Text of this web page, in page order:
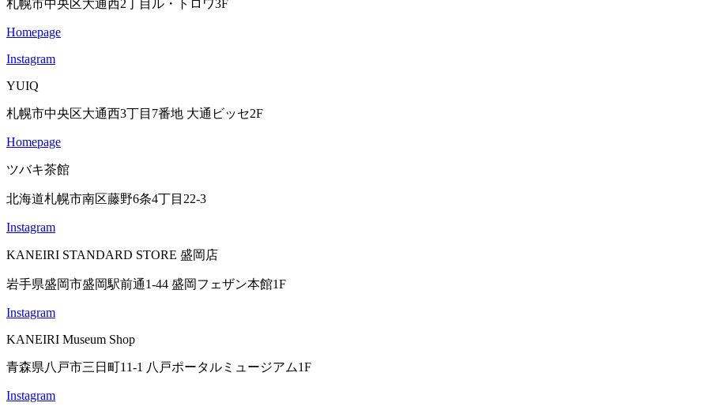
札幌市中央区大通西2丁目ル・トロワ3F
Homepage
Instagram
YUIQ
札幌市中央区大通西3丁目7番地 大通ビッセ2F
Homepage
ツバキ茶館
北海道札幌市南区藤野6条4丁目22-3
Instagram
KANEIRI STANDARD STORE 盛岡店
岩手県盛岡市盛岡駅前通1-44 盛岡フェザン本館1F
Instagram
KANEIRI Museum Shop
青森県八戸市三日町11-1 八戸ポータルミュージアム1F
Instagram